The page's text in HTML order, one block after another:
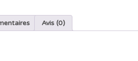
Avis (0)